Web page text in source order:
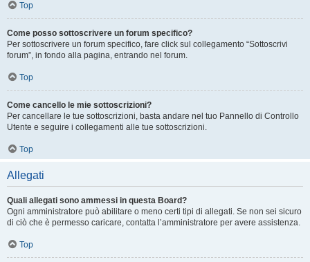
Top
Come posso sottoscrivere un forum specifico?
Per sottoscrivere un forum specifico, fare click sul collegamento “Sottoscrivi
forum”, in fondo alla pagina, entrando nel forum.
Top
Come cancello le mie sottoscrizioni?
Per cancellare le tue sottoscrizioni, basta andare nel tuo Pannello di Controllo
Utente e seguire i collegamenti alle tue sottoscrizioni.
Top
Allegati
Quali allegati sono ammessi in questa Board?
Ogni amministratore può abilitare o meno certi tipi di allegati. Se non sei sicuro
di ciò che è permesso caricare, contatta l’amministratore per avere assistenza.
Top